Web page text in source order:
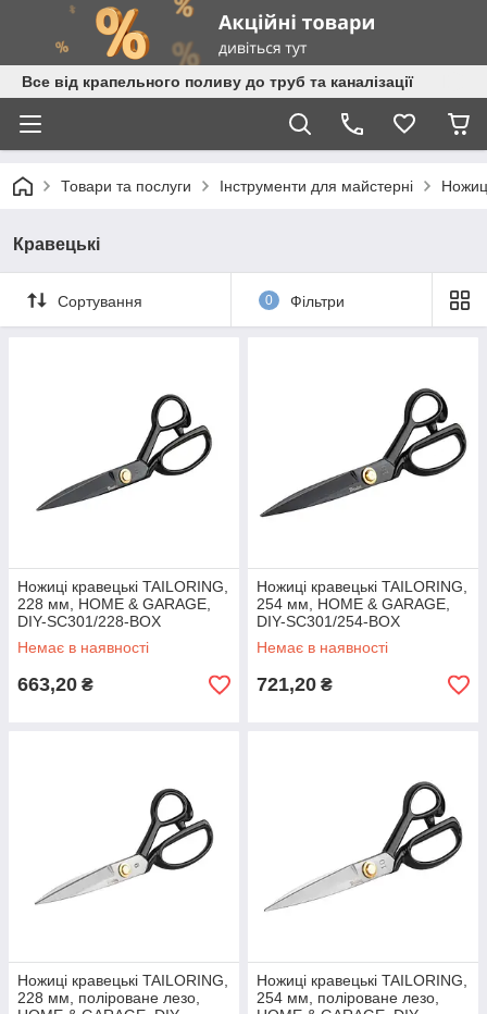
Все від крапельного поливу до труб та каналізації
Товари та послуги Інструменти для майстерні
Кравецькі
Сортування 0 Фільтри
Ножиці кравецькі TAILORING,
228 мм, HOME & GARAGE,
DIY-SC301/228-BOX
Немає в наявності
663,20 ₴
Ножиці кравецькі TAILORING,
254 мм, HOME & GARAGE,
DIY-SC301/254-BOX
Немає в наявності
721,20 ₴
Ножиці кравецькі TAILORING,
228 мм, поліроване лезо,
Ножиці кравецькі TAILORING,
254 мм, поліроване лезо,